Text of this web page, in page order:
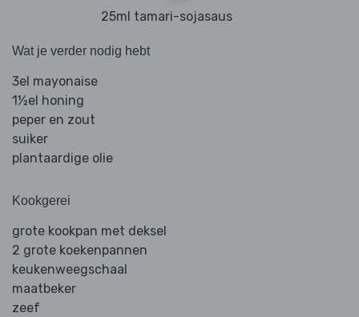
25ml tamari-sojasaus
Wat je verder nodig hebt
3el mayonaise
1½el honing
peper en zout
suiker
plantaardige olie
Kookgerei
grote kookpan met deksel
2 grote koekenpannen
keukenweegschaal
maatbeker
zeef